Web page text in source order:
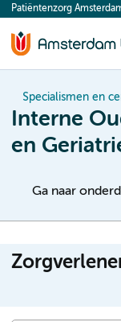
content
Patiëntenzorg
Specialismen en
Interne
en
Ga naar